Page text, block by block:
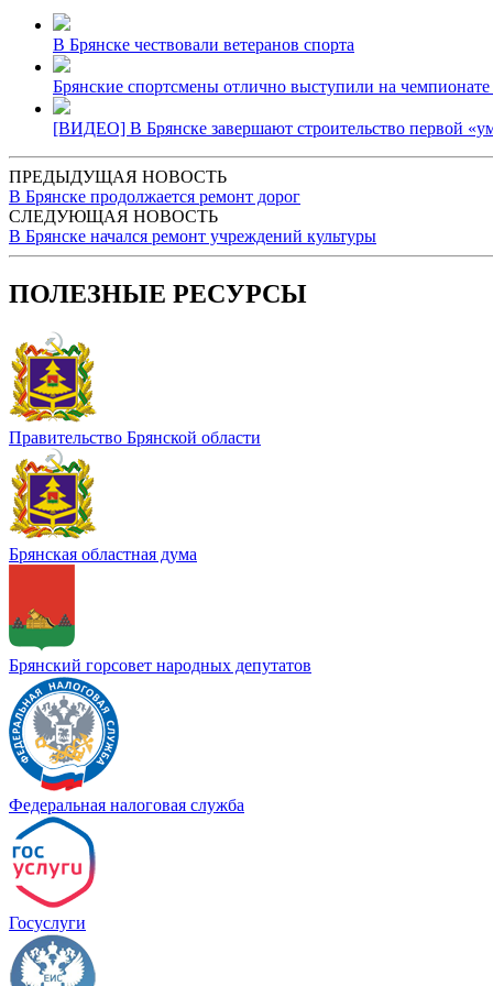
В Брянске чествовали ветеранов спорта
Брянские спортсмены отлично выступили на
[ВИДЕО] В Брянске завершают строительство первой
ПРЕДЫДУЩАЯ НОВОСТЬ
В Брянске продолжается ремонт дорог
СЛЕДУЮЩАЯ НОВОСТЬ
В Брянске начался ремонт учреждений культуры
ПОЛЕЗНЫЕ РЕСУРСЫ
Правительство Брянской области
Брянская областная дума
Брянский горсовет народных депутатов
Федеральная налоговая служба
Госуслуги